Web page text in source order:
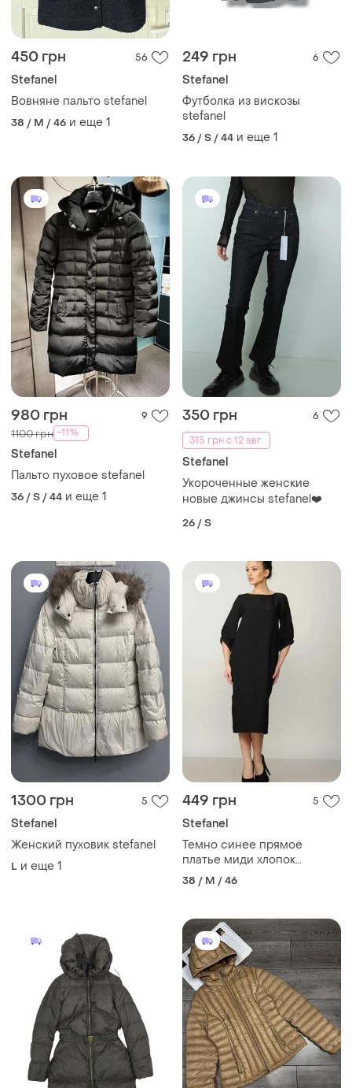
450 грн 56
Stefanel
Вовняне пальто stefanel
38 / M / 46 и еще 1
249 грн 6
Stefanel
Футболка из вискозы
stefanel
36 / S / 44 и еще 1
980 грн 9
1100 грн -11%
Stefanel
Пальто пуховое stefanel
36 / S / 44 и еще 1
350 грн
6
315 грн с 12 авг.
Stefanel
Укороченные женские
новые джинсы stefanel❤️
26 / S
1300 грн 5
Stefanel
Женский пуховик stefanel
L и еще 1
449 грн 5
Stefanel
Темно синее прямое
платье миди хлопок
трикотаж красивый рукав
3/4 дресс код капсула офис
38 / M / 46